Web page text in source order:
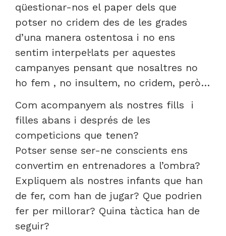
qüestionar-nos el paper dels que
potser no cridem des de les grades
d’una manera ostentosa i no ens
sentim interpel·lats per aquestes
campanyes pensant que nosaltres no
ho fem , no insultem, no cridem, però…
Com acompanyem als nostres fills i
filles abans i després de les
competicions que tenen?
Potser sense ser-ne conscients ens
convertim en entrenadores a l’ombra?
Expliquem als nostres infants que han
de fer, com han de jugar? Que podrien
fer per millorar? Quina tàctica han de
seguir?